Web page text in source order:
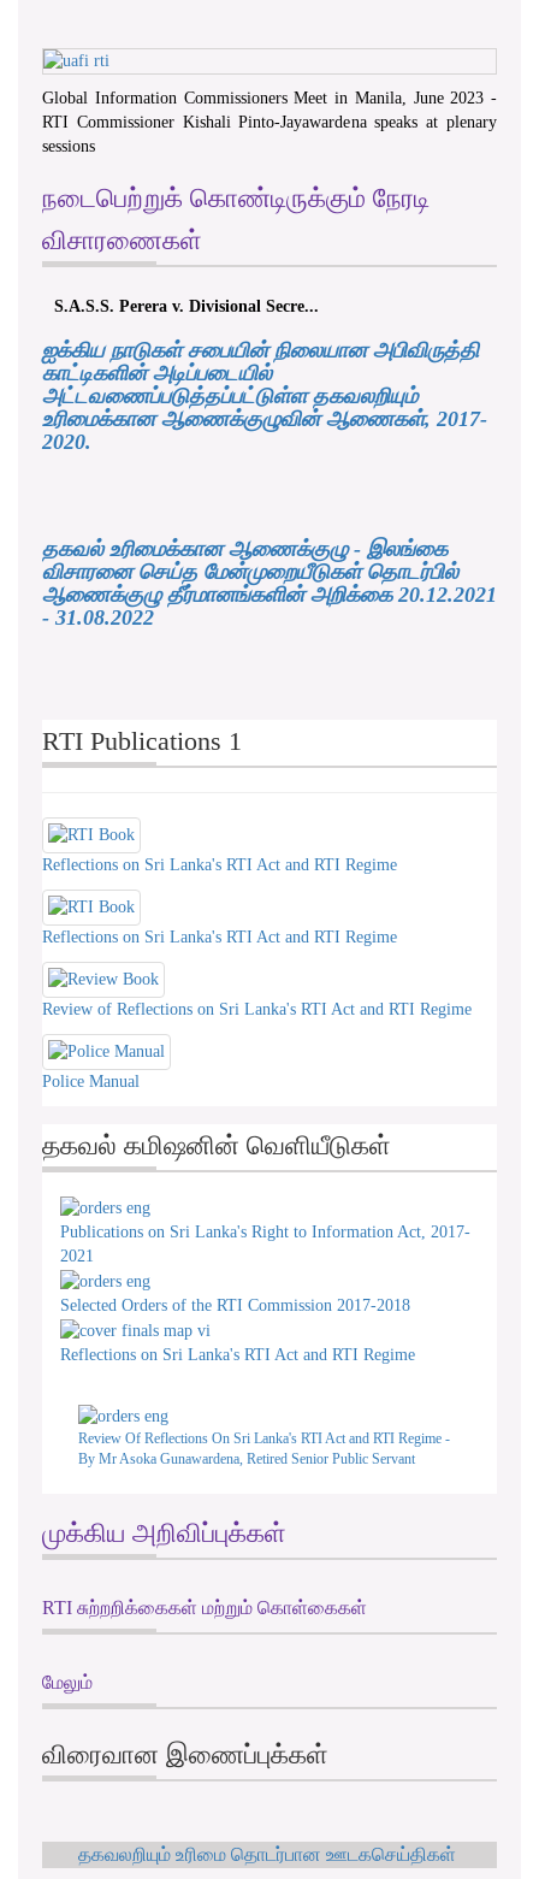
Global Information Commissioners Meet in Manila, June 2023 -
RTI Commissioner Kishali Pinto-Jayawardena speaks at plenary
sessions
நடைபெற்றுக் கொண்டிருக்கும் நேரடி
விசாரணைகள்
S.A.S.S. Perera v. Divisional Secre...
ஐக்கிய நாடுகள் சபையின் நிலையான அபிவிருத்தி
காட்டிகளின் அடிப்படையில்
அட்டவணைப்படுத்தப்பட்டுள்ள தகவலறியும்
உரிமைக்கான ஆணைக்குழுவின் ஆணைகள், 2017-
2020.
தகவல் உரிமைக்கான ஆணைக்குழு - இலங்கை
விசாரனை செய்த மேன்முறையீடுகள் தொடர்பில்
ஆணைக்குழு தீர்மானங்களின் அறிக்கை 20.12.2021
- 31.08.2022
RTI Publications 1
Reflections on Sri Lanka's RTI Act and RTI Regime
Reflections on Sri Lanka's RTI Act and RTI Regime
Review of Reflections on Sri Lanka's RTI Act and RTI Regime
Police Manual
தகவல் கமிஷனின் வெளியீடுகள்
Publications on Sri Lanka's Right to Information Act, 2017-
2021
Selected Orders of the RTI Commission 2017-2018
Reflections on Sri Lanka's RTI Act and RTI Regime
Review Of Reflections On Sri Lanka's RTI Act and RTI Regime -
By Mr Asoka Gunawardena, Retired Senior Public Servant
முக்கிய அறிவிப்புக்கள்
RTI சுற்றறிக்கைகள் மற்றும் கொள்கைகள்
மேலும்
விரைவான இணைப்புக்கள்
தகவலறியும் உரிமை தொடர்பான ஊடகசெய்திகள்